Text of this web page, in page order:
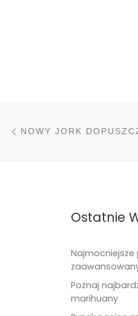
Nawigacja
Ostatnie
Najmocniejsze
Poznaj
marihuany